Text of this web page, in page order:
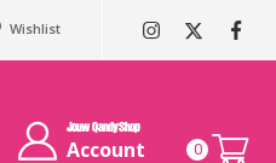
Wishlist
Jouw QandyShop
Account 0